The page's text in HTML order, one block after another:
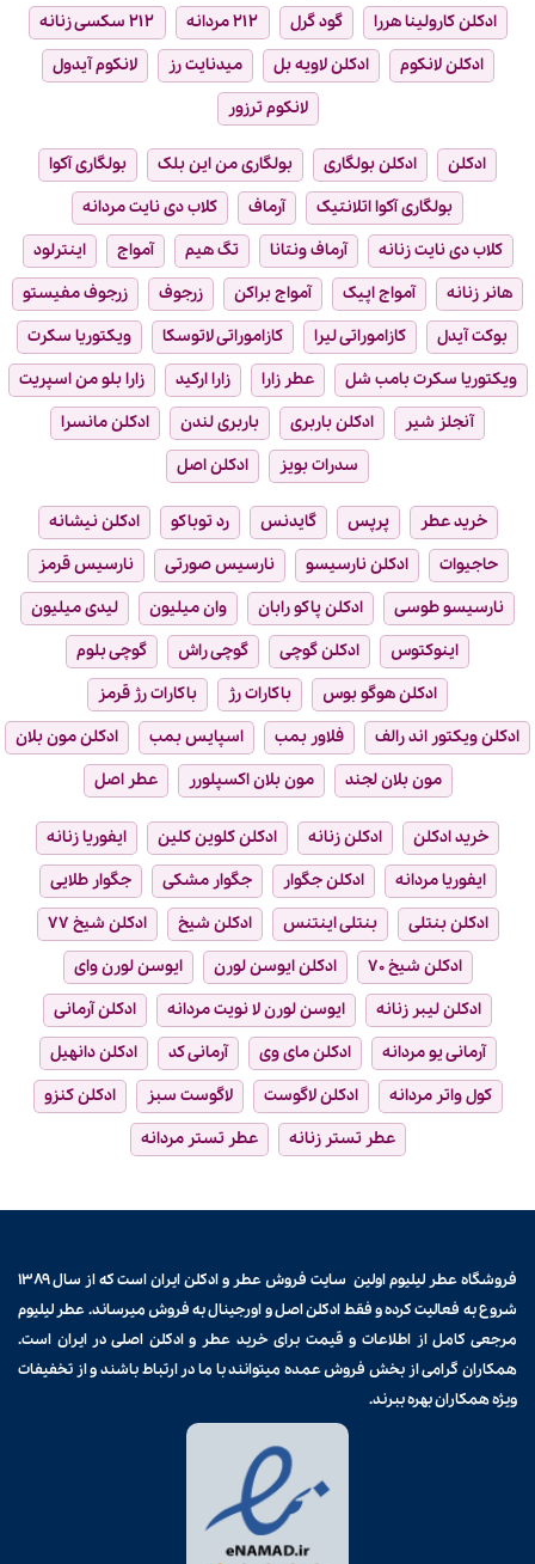
ادکلن کارولینا هررا
گود گرل ۲۱۲ مردانه
۲۱۲ سکسی زنانه
ادکلن لانکوم
ادکلن لاویه بل میدنایت رز
لانکوم آیدول
لانکوم ترزور
ادکلن ادکلن بولگاری بولگاری من این بلک
بولگاری آکوا
بولگاری آکوا اتلانتیک
آرماف
کلاب دی نایت مردانه
کلاب دی نایت زنانه
آرماف ونتانا تگ هیم آمواج
اینترلود
هانر زنانه
آمواج اپیک آمواج براکن زرجوف
زرجوف مفیستو
بوکت آیدل
کازاموراتی لیرا کازاموراتی لاتوسکا
ویکتوریا سکرت
ویکتوریا سکرت بامب شل
عطر زارا زارا ارکید
زارا بلو من اسپریت
آنجلز شیر
ادکلن باربری باربری لندن
ادکلن مانسرا
سدرات بویز
ادکلن اصل
خرید عطر پرپس گایدنس رد توباکو
ادکلن نیشانه
حاجیوات
ادکلن نارسیسو نارسیس صورتی
نارسیس قرمز
نارسیسو طوسی
ادکلن پاکو رابان وان میلیون
لیدی میلیون
اینوکتوس
ادکلن گوچی گوچی راش
گوچی بلوم
ادکلن هوگو بوس
باکارات رژ
باکارات رژ قرمز
ادکلن ویکتور اند رالف
فلاور بمب اسپایس بمب
ادکلن مون بلان
مون بلان لجند
مون بلان اکسپلورر عطر اصل
خرید ادکلن ادکلن زنانه ادکلن کلوین کلین
ایفوریا زنانه
ایفوریا مردانه
ادکلن جگوار جگوار مشکی
جگوار طلایی
ادکلن بنتلی
بنتلی اینتنس ادکلن شیخ
ادکلن شیخ ۷۷
ادکلن شیخ ۷۰
ادکلن ایوسن لورن
ایوسن لورن وای
ادکلن لیبر زنانه
ایوسن لورن لا نویت مردانه
ادکلن آرمانی
آرمانی یو مردانه
ادکلن مای وی آرمانی کد
ادکلن دانهیل
کول واتر مردانه
ادکلن لاگوست لاگوست سبز
ادکلن کنزو
عطر تستر زنانه
عطر تستر مردانه
فروشگاه عطر لیلیوم اولین سایت فروشعطر و ادکلن
ایران است که از سال ۱۳۸۹
شروع به فعالیت کرده و فقط ادکلن اصل و اورجینال به فروش میرساند. عطر لیلیوم
مرجعی کامل از اطلاعات و قیمت برایخرید عطر و ادکلن اصلی در ایران است.
همکاران گرامی از بخش فروش عمده میتوانند با ما در ارتباط باشند و از تخفیفات
ویژه همکاران بهره ببرند.